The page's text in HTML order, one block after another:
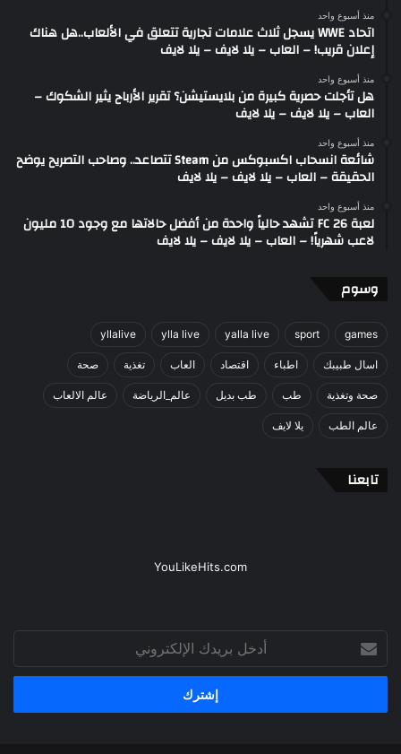
منذ أسبوع واحد
اتحاد WWE يسجل ثلاث علامات تجارية تتعلق في الألعاب..هل هناك
إعلان قريب! – العاب – يلا لايف – يلا لايف
منذ أسبوع واحد
هل تأجلت حصرية كبيرة من بلايستيشن؟ تقرير الأرباح يثير الشكوك –
العاب – يلا لايف – يلا لايف
منذ أسبوع واحد
شائعة انسحاب اكسبوكس من Steam تتصاعد.. وصاحب التصريح يوضح
الحقيقة – العاب – يلا لايف – يلا لايف
منذ أسبوع واحد
لعبة FC 26 تشهد حالياً واحدة من أفضل حالاتها مع وجود 10 مليون
لاعب شهرياً! – العاب – يلا لايف – يلا لايف
وسوم
games
sport
yalla live
ylla live
yllalive
اسال طبيبك اطباء اقتصاد العاب تغذية صحة
صحة وتغذية طب طب بديل عالم_الرياضة عالم الالعاب
عالم الطب يلا لايف
تابعنا
YouLikeHits.com
بريدك
الإلكتروني